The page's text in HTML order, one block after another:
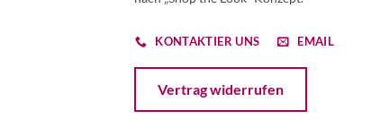
KONTAKTIER UNS EMAIL
Vertrag widerrufen